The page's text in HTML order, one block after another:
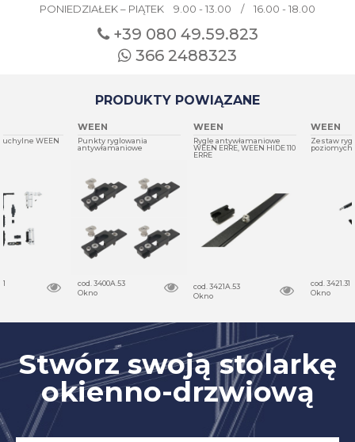
PONIEDZIAŁEK – PIĄTEK 9.00 - 13.00 / 16.00 - 18.00
+39 080 49.59.823
366 2488323
PRODUKTY POWIĄZANE
Punkty ryglowania
cod. 3400A.53
Rygle antywłamaniowe
WEEN ERRE, WEEN HIDE 110
cod. 3421A.53
Zestaw rygli pionowych i
poziomych WEEN ERRE 40
Stwórz swoją stolarkę
okienno-drzwiową